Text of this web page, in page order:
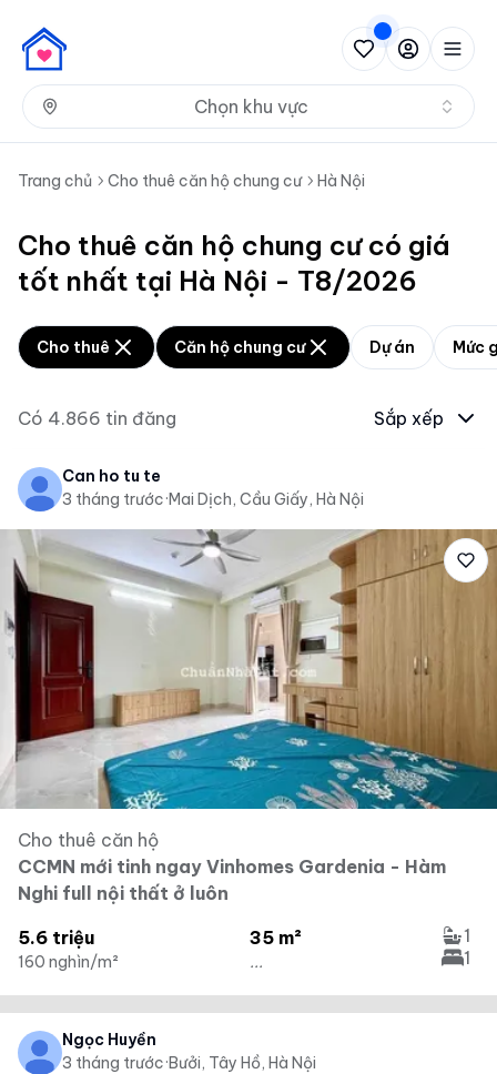
Chọn khu vực
Trang chủ Cho thuê căn hộ chung cư Hà Nội
Cho thuê căn hộ chung cư có giá
tốt nhất tại Hà Nội - T8/2026
Cho thuê Căn hộ chung cư Dự án Mức
Có 4.866 tin đăng Sắp xếp
Can ho tu te
3 tháng trước·Mai Dịch, Cầu Giấy, Hà Nội
Cho thuê căn hộ
CCMN mới tinh ngay Vinhomes Gardenia - Hàm
Nghi full nội thất ở luôn
5.6 triệu
160 nghìn/m²
35 m²
...
1
1
Ngọc Huyền
3 tháng trước·Bưởi, Tây Hồ, Hà Nội